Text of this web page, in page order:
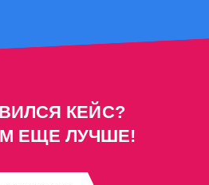
КЕЙС?
ЕЩЕ ЛУЧШЕ!